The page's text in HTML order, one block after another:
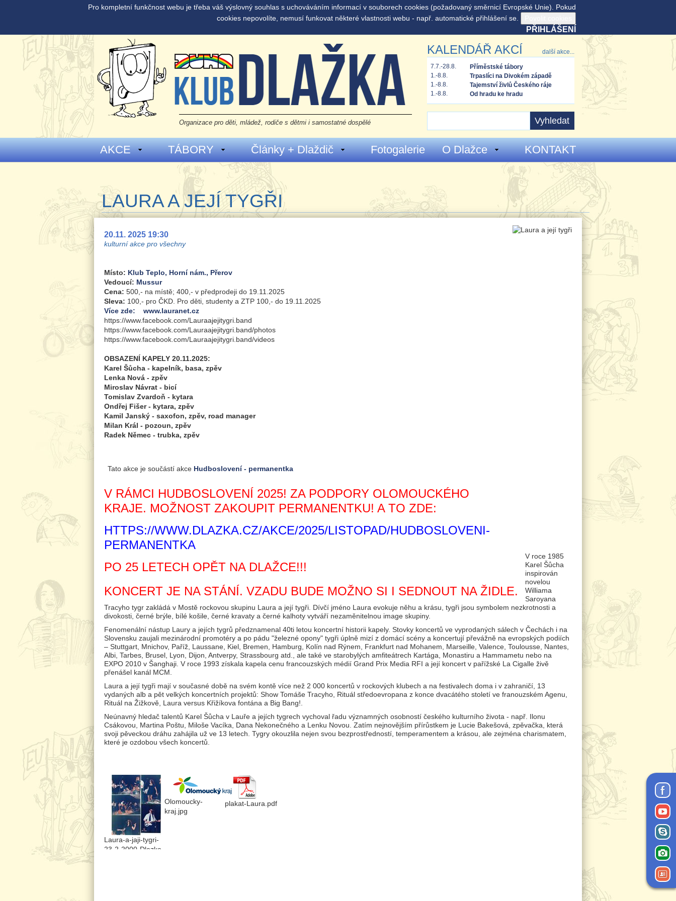
Pro kompletní funkčnost webu je třeba váš výslovný souhlas s uchováváním informací v souborech cookies (požadovaný směrnicí Evropské Unie). Pokud
cookies nepovolíte, nemusí funkovat některé vlastnosti webu - např. automatické přihlášení se.
PŘIHLÁŠENÍ
Organizace pro děti, mládež, rodiče s dětmi i samostatné dospělé
KALENDÁŘ AKCÍ další akce...
7.7.-28.8.
Příměstské tábory
1.-8.8.
Trpaslíci na Divokém západě
1.-8.8.
Tajemství živlů Českého ráje
1.-8.8.
Od hradu ke hradu
AKCE TÁBORY Články + Dlaždič Fotogalerie O Dlažce KONTAKT
LAURA A JEJÍ TYGŘI
20.11. 2025 19:30
kulturní akce pro všechny
Místo: Klub Teplo, Horní nám., Přerov
Vedoucí: Mussur
Cena: 500,- na místě; 400,- v předprodeji do 19.11.2025
Sleva: 100,- pro ČKD. Pro děti, studenty a ZTP 100,- do 19.11.2025
Více zde: www.lauranet.cz
https://www.facebook.com/Lauraajejitygri.band
https://www.facebook.com/Lauraajejitygri.band/photos
https://www.facebook.com/Lauraajejitygri.band/videos
OBSAZENÍ KAPELY 20.11.2025:
Karel Šůcha - kapelník, basa, zpěv
Lenka Nová - zpěv
Miroslav Návrat - bicí
Tomislav Zvardoň - kytara
Ondřej Fišer - kytara, zpěv
Kamil Janský - saxofon, zpěv, road manager
Milan Král - pozoun, zpěv
Radek Němec - trubka, zpěv
Tato akce je součástí akce Hudboslovení - permanentka
V RÁMCI HUDBOSLOVENÍ 2025! ZA PODPORY OLOMOUCKÉHO
KRAJE. MOŽNOST ZAKOUPIT PERMANENTKU! A TO ZDE:
HTTPS://WWW.DLAZKA.CZ/AKCE/2025/LISTOPAD/HUDBOSLOVENI-
PERMANENTKA
PO 25 LETECH OPĚT NA DLAŽCE!!!
KONCERT JE NA STÁNÍ. VZADU BUDE MOŽNO SI I SEDNOUT NA ŽIDLE.
V roce 1985
Karel Šůcha
inspirován
novelou
Williama
Saroyana
Tracyho tygr zakládá v Mostě rockovou skupinu Laura a její tygři. Dívčí jméno Laura evokuje něhu a krásu, tygři jsou symbolem nezkrotnosti a
divokosti, černé brýle, bílé košile, černé kravaty a černé kalhoty vytváří nezaměnitelnou image skupiny.
Fenomenální nástup Laury a jejích tygrů předznamenal 40ti letou koncertní historii kapely. Stovky koncertů ve vyprodaných sálech v Čechách i na
Slovensku zaujali mezinárodní promotéry a po pádu "železné opony" tygři úplně mizí z domácí scény a koncertují převážně na evropských podiích
– Stuttgart, Mnichov, Paříž, Laussane, Kiel, Bremen, Hamburg, Kolín nad Rýnem, Frankfurt nad Mohanem, Marseille, Valence, Toulousse, Nantes,
Albi, Tarbes, Brusel, Lyon, Dijon, Antverpy, Strassbourg atd., ale také ve starobylých amfiteátrech Kartága, Monastiru a Hammametu nebo na
EXPO 2010 v Šanghaji. V roce 1993 získala kapela cenu francouzských médií Grand Prix Media RFI a její koncert v pařížské La Cigalle živě
přenášel kanál MCM.
Laura a její tygři mají v současné době na svém kontě více než 2 000 koncertů v rockových klubech a na festivalech doma i v zahraničí, 13
vydaných alb a pět velkých koncertních projektů: Show Tomáše Tracyho, Rituál středoevropana z konce dvacátého století ve franouzském Agenu,
Rituál na Žižkově, Laura versus Křižíkova fontána a Big Bang!.
Neúnavný hledač talentů Karel Šůcha v Lauře a jejích tygrech vychoval řadu významných osobností českého kulturního života - např. Ilonu
Csákovou, Martina Poštu, Miloše Vacíka, Dana Nekonečného a Lenku Novou. Zatím nejnovějším přírůstkem je Lucie Bakešová, zpěvačka, která
svoji pěveckou dráhu zahájila už ve 13 letech. Tygry okouzlila nejen svou bezprostředností, temperamentem a krásou, ale zejména charismatem,
které je ozdobou všech koncertů.
Laura-a-jaji-tygri-
23-2-2000-Dlazka-
Olomoucky-
kraj.jpg
plakat-Laura.pdf